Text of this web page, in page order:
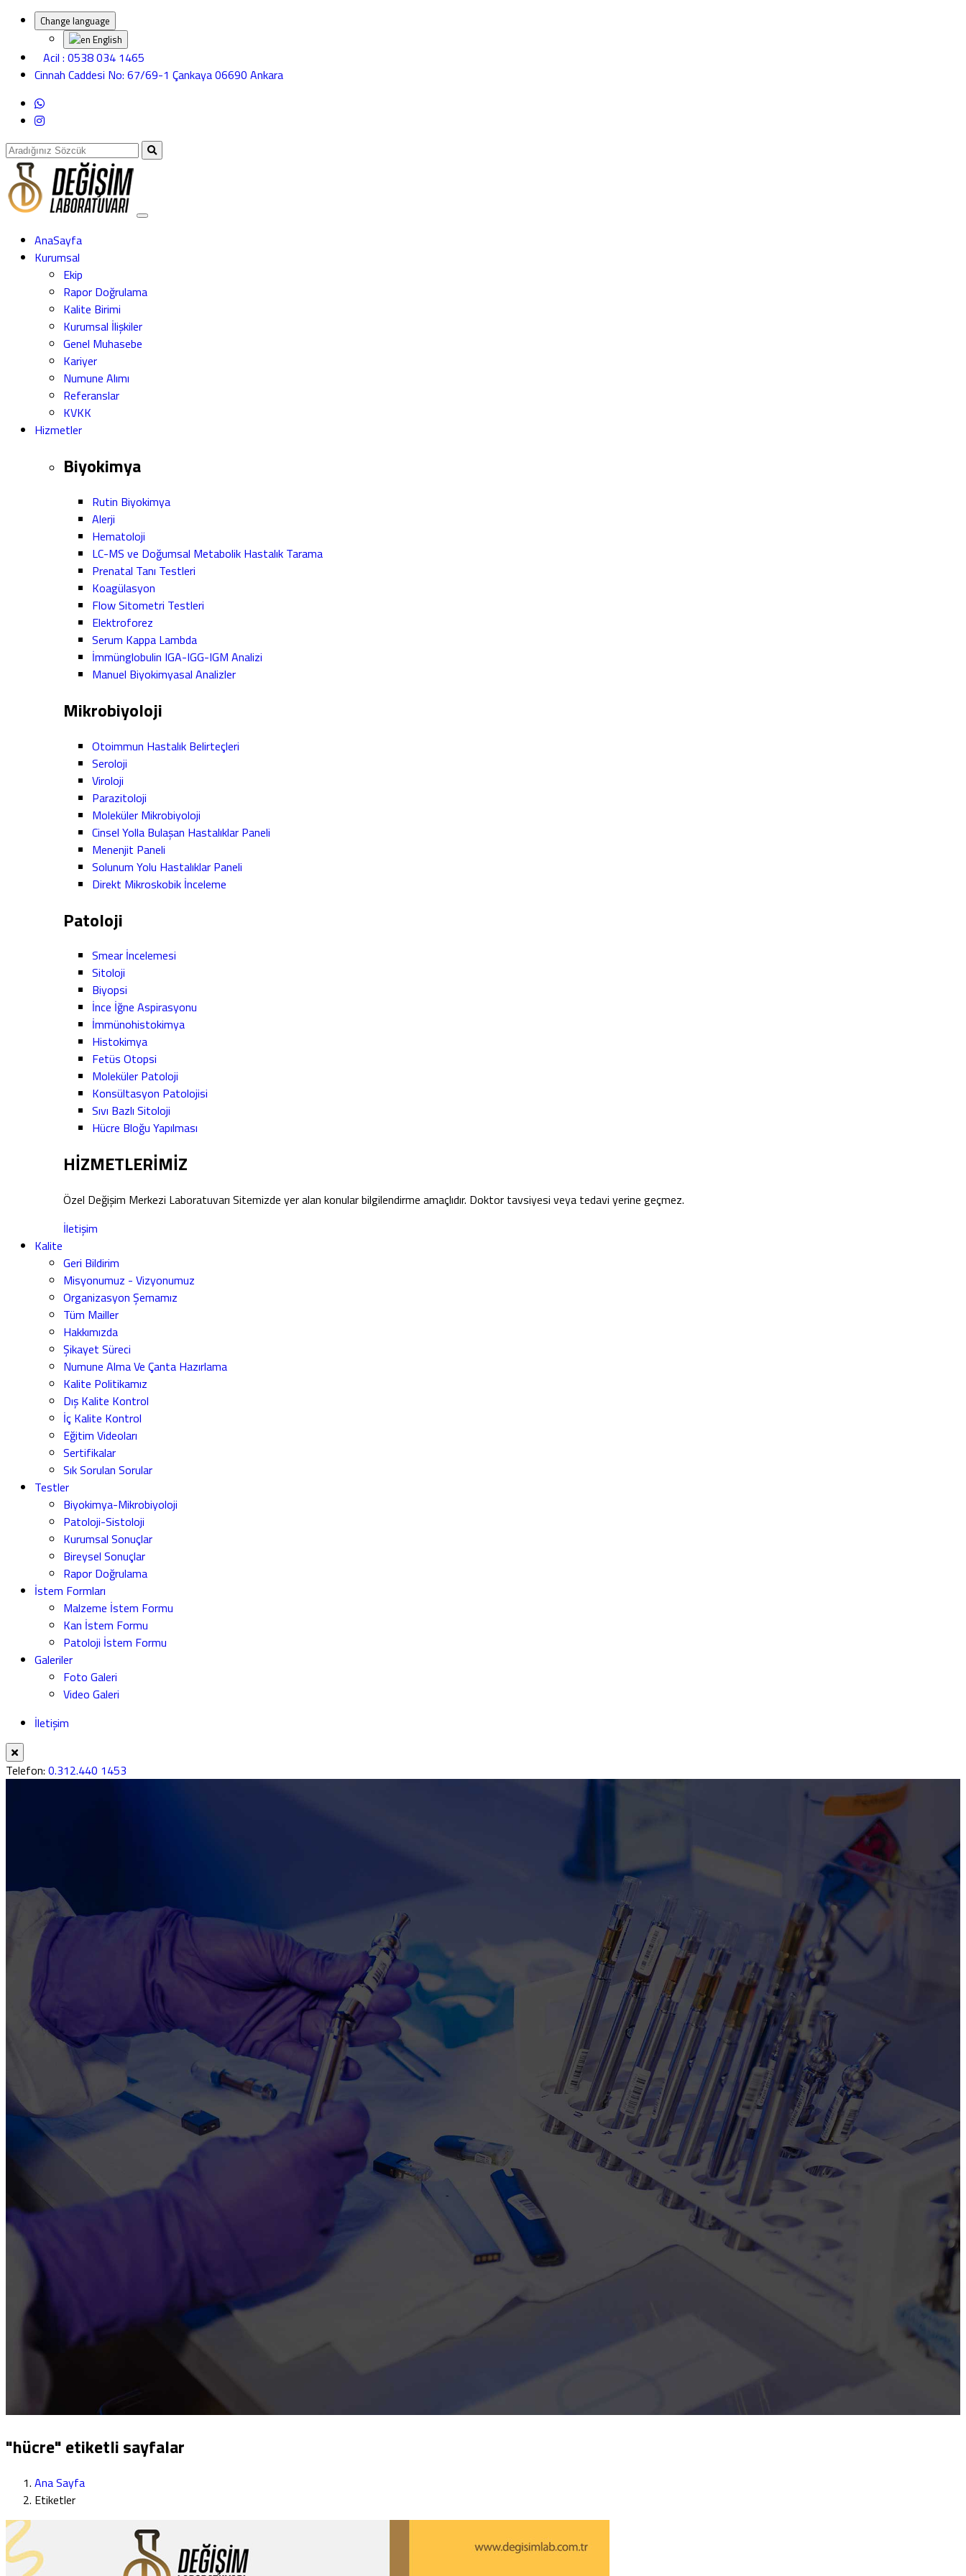
Change language
English
Acil : 0538 034 1465
Cinnah Caddesi No: 67/69-1 Çankaya 06690 Ankara
AnaSayfa
Kurumsal
Ekip
Rapor Doğrulama
Kalite Birimi
Kurumsal İlişkiler
Genel Muhasebe
Kariyer
Numune Alımı
Referanslar
KVKK
Hizmetler
Biyokimya
Rutin Biyokimya
Alerji
Hematoloji
LC-MS ve Doğumsal Metabolik Hastalık Tarama
Prenatal Tanı Testleri
Koagülasyon
Flow Sitometri Testleri
Elektroforez
Serum Kappa Lambda
İmmünglobulin IGA-IGG-IGM Analizi
Manuel Biyokimyasal Analizler
Mikrobiyoloji
Otoimmun Hastalık Belirteçleri
Seroloji
Viroloji
Parazitoloji
Moleküler Mikrobiyoloji
Cinsel Yolla Bulaşan Hastalıklar Paneli
Menenjit Paneli
Solunum Yolu Hastalıklar Paneli
Direkt Mikroskobik İnceleme
Patoloji
Smear İncelemesi
Sitoloji
Biyopsi
İnce İğne Aspirasyonu
İmmünohistokimya
Histokimya
Fetüs Otopsi
Moleküler Patoloji
Konsültasyon Patolojisi
Sıvı Bazlı Sitoloji
Hücre Bloğu Yapılması
HİZMETLERİMİZ
Özel Değişim Merkezi Laboratuvarı Sitemizde yer alan konular bilgilendirme amaçlıdır. Doktor tavsiyesi veya tedavi yerine geçmez.
İletişim
Kalite
Geri Bildirim
Misyonumuz - Vizyonumuz
Organizasyon Şemamız
Tüm Mailler
Hakkımızda
Şikayet Süreci
Numune Alma Ve Çanta Hazırlama
Kalite Politikamız
Dış Kalite Kontrol
İç Kalite Kontrol
Eğitim Videoları
Sertifikalar
Sık Sorulan Sorular
Testler
Biyokimya-Mikrobiyoloji
Patoloji-Sistoloji
Kurumsal Sonuçlar
Bireysel Sonuçlar
Rapor Doğrulama
İstem Formları
Malzeme İstem Formu
Kan İstem Formu
Patoloji İstem Formu
Galeriler
Foto Galeri
Video Galeri
İletişim
Telefon: 0.312.440 1453
"hücre" etiketli sayfalar
Ana Sayfa
Etiketler